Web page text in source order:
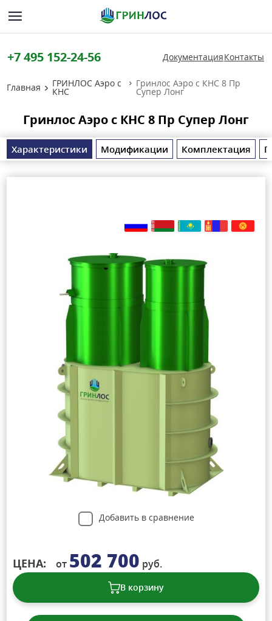
+7 495 152-24-56 ДокументацияКонтакты
Главная ГРИНЛОС Аэро с
КНС
Гринлос Аэро с КНС 8 Пр
Супер Лонг
Гринлос Аэро с КНС 8 Пр Супер Лонг
Характеристики Модификации Комплектация
Добавить в сравнение
ЦЕНА: от 502 700 руб.
В корзину